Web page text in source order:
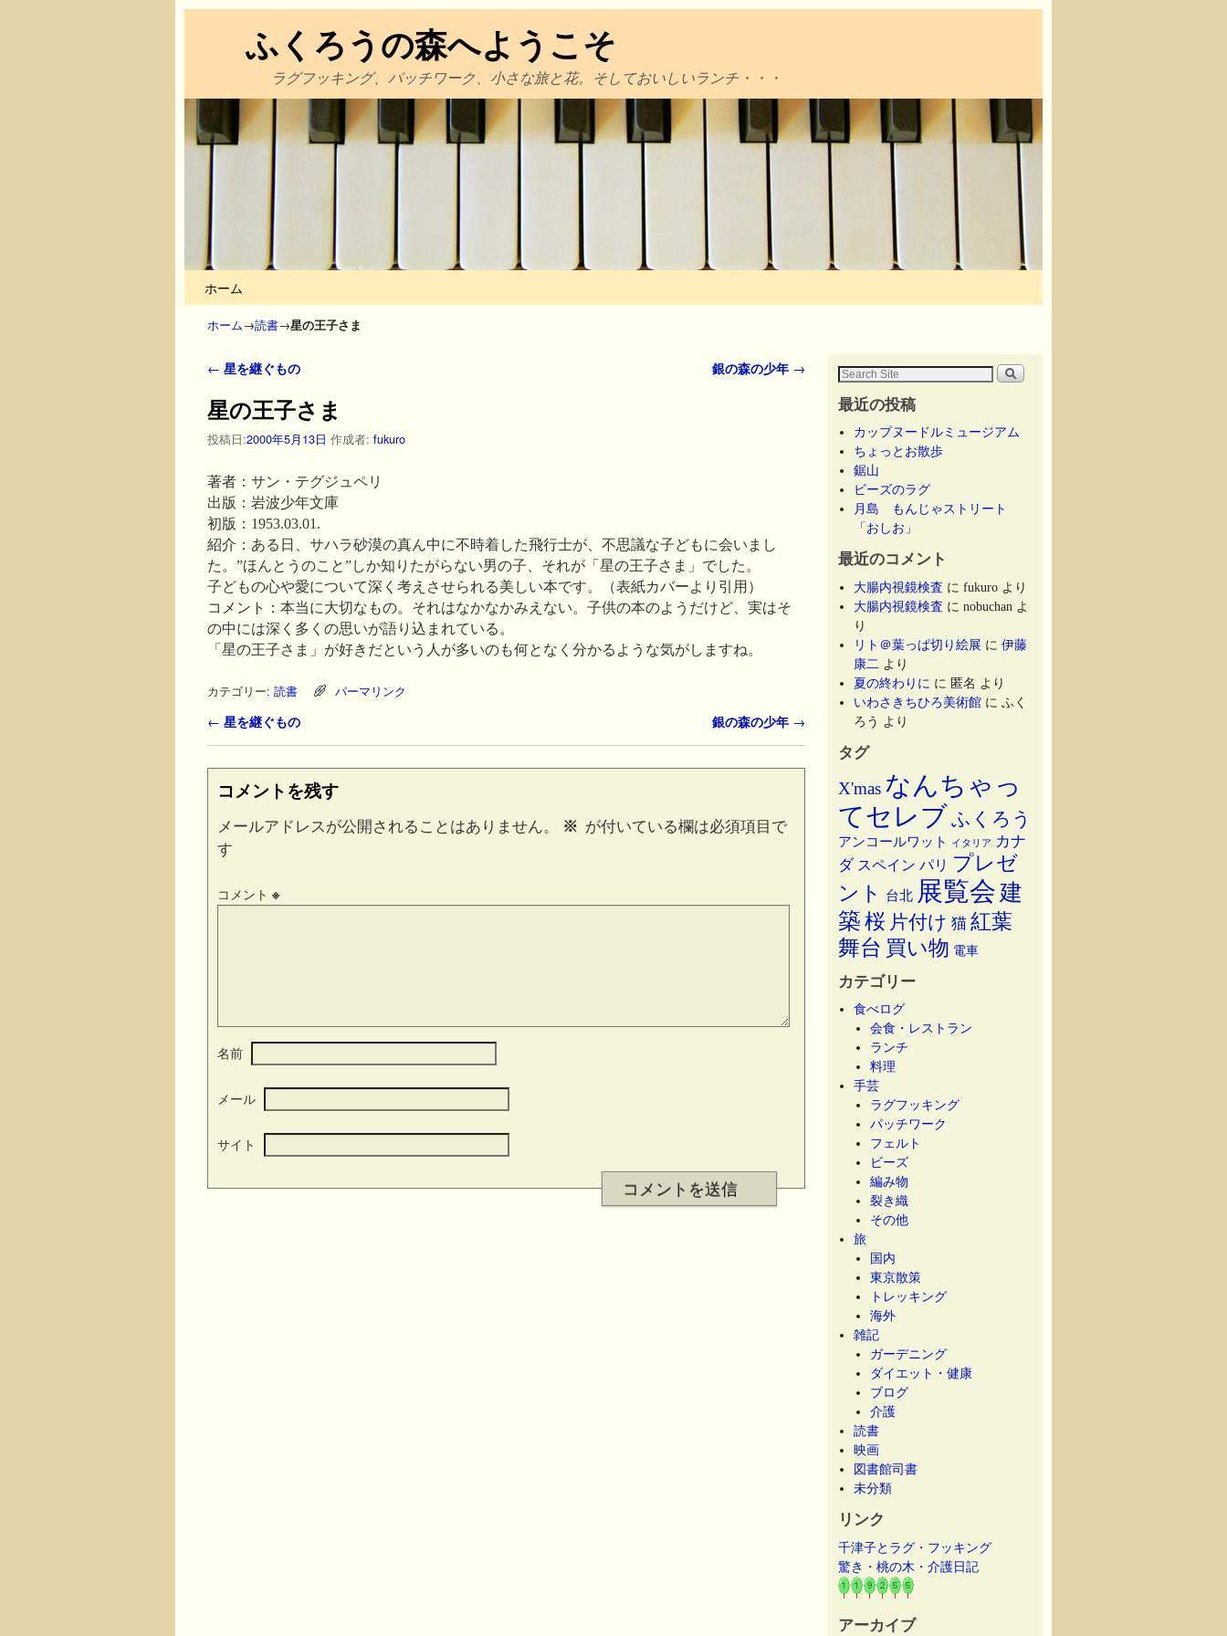
ふくろうの森へようこそ
ラグフッキング、パッチワーク、小さな旅と花。そしておいしいランチ・・・
ホーム
ホーム→読書→星の王子さま
投稿ナビゲーション
← 星を継ぐもの 銀の森の少年 →
星の王子さま
投稿日:2000年5月13日 作成者: fukuro
著者：サン・テグジュペリ
出版：岩波少年文庫
初版：1953.03.01.
紹介：ある日、サハラ砂漠の真ん中に不時着した飛行士が、不思議な子どもに会いまし
た。”ほんとうのこと”しか知りたがらない男の子、それが「星の王子さま」でした。
子どもの心や愛について深く考えさせられる美しい本です。（表紙カバーより引用）
コメント：本当に大切なもの。それはなかなかみえない。子供の本のようだけど、実はそ
の中には深く多くの思いが語り込まれている。
「星の王子さま」が好きだという人が多いのも何となく分かるような気がしますね。
カテゴリー: 読書 パーマリンク
投稿ナビゲーション
← 星を継ぐもの 銀の森の少年 →
コメントを残す
メールアドレスが公開されることはありません。 ※ が付いている欄は必須項目で
す
コメント ※
名前
メール
サイト
最近の投稿
カップヌードルミュージアム
ちょっとお散歩
鋸山
ビーズのラグ
月島 もんじゃストリート
「おしお」
最近のコメント
大腸内視鏡検査 にfukuro より
大腸内視鏡検査 にnobuchan よ
り
リト＠葉っぱ切り絵展 に伊藤
康二 より
夏の終わりに に匿名 より
いわさきちひろ美術館 にふく
ろう より
タグ
X'mas なんちゃっ
てセレブ ふくろう
アンコールワット イタリア
カナ
ダ スペイン パリ プレゼ
ント
台北 展覧会 建
築桜 片付け 猫 紅葉
舞台 買い物 電車
カテゴリー
食べログ
会食・レストラン
ランチ
料理
手芸
ラグフッキング
パッチワーク
フェルト
ビーズ
編み物
裂き織
その他
旅
国内
東京散策
トレッキング
海外
雑記
ガーデニング
ダイエット・健康
ブログ
介護
読書
映画
図書館司書
未分類
リンク
千津子とラグ・フッキング
驚き・桃の木・介護日記
アーカイブ